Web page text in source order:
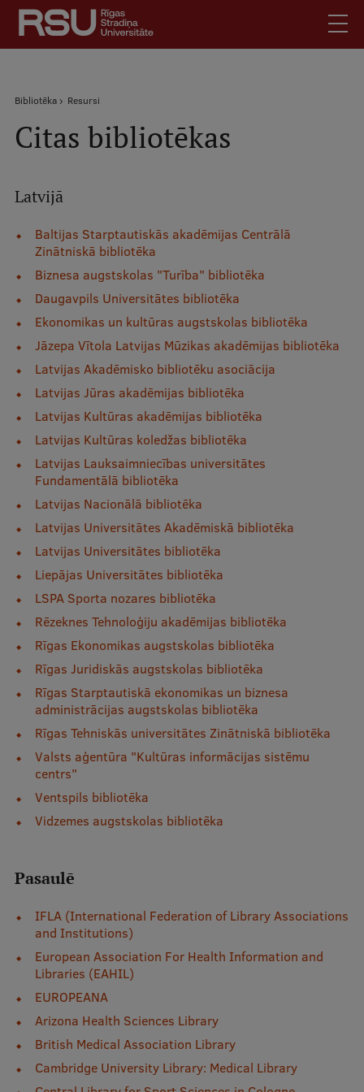
Pārlekt
galveno
saturu
Latviski
Meklēt Mobile
izvēlne
Skolēniem
Absolventiem
Darba devējiem
Bibliotēka
Kontakti
Mobile
galvenā
izvēlne
Studiju iespējas
Pamatstudiju programmas
Maģistra studiju programmas
Doktorantūra
Rezidentūra
Uzņemšana
Praktiska informācija
Par RSU
Studentu dzīve
Studiju norises vietas
Fakultātes
Struktūra
Vēsture un tradīcijas
RSU fonds
Aula
Muzeji un ekspozīcijas
Atpakaļceļš
Bibliotēka Resursi
Citas bibliotēkas
Latvijā
Baltijas Starptautiskās akadēmijas Centrālā
Zinātniskā bibliotēka
Biznesa augstskolas "Turība" bibliotēka
Daugavpils Universitātes bibliotēka
Ekonomikas un kultūras augstskolas bibliotēka
Jāzepa Vītola Latvijas Mūzikas akadēmijas bibliotēka
Latvijas Akadēmisko bibliotēku asociācija
Latvijas Jūras akadēmijas bibliotēka
Latvijas Kultūras akadēmijas bibliotēka
Latvijas Kultūras koledžas bibliotēka
Latvijas Lauksaimniecības universitātes
Fundamentālā bibliotēka
Latvijas Nacionālā bibliotēka
Latvijas Universitātes Akadēmiskā bibliotēka
Latvijas Universitātes bibliotēka
Liepājas Universitātes bibliotēka
LSPA Sporta nozares bibliotēka
Rēzeknes Tehnoloģiju akadēmijas bibliotēka
Rīgas Ekonomikas augstskolas bibliotēka
Rīgas Juridiskās augstskolas bibliotēka
Rīgas Starptautiskā ekonomikas un biznesa
administrācijas augstskolas bibliotēka
Rīgas Tehniskās universitātes Zinātniskā bibliotēka
Valsts aģentūra "Kultūras informācijas sistēmu
centrs"
Ventspils bibliotēka
Vidzemes augstskolas bibliotēka
Pasaulē
IFLA (International Federation of Library Associations
and Institutions)
European Association For Health Information and
Libraries (EAHIL)
EUROPEANA
Arizona Health Sciences Library
British Medical Association Library
Cambridge University Library: Medical Library